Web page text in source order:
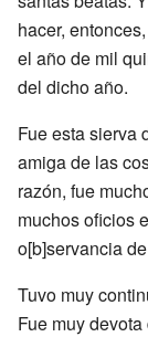
hacer,
el año de mil
del dicho año.
Fue esta sierva
amiga de las
razón, fue
muchos oficios
o[b]servancia
Tuvo muy
Fue muy